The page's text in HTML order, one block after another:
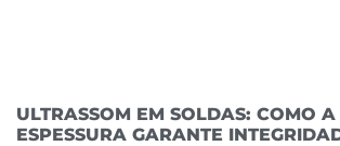
ULTRASSOM EM SOLDAS: COMO
ESPESSURA GARANTE